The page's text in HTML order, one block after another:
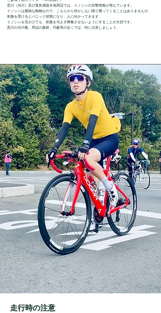
思川（河川）及び渡良瀬遊水地周辺では、イノシシの目撃情報が増えています。
イノシシは臆病な動物なので、こちらから何かしない限り襲ってくることはありませんが、
刺激を受けるとパニック状態になり、人に向かってきます。
イノシシを見かけても、刺激を与えず興奮させないようにすることが大切です。
思川の河川敷、周辺の森林、竹藪等の近くでは、特に注意しましょう。
​走行時の注意